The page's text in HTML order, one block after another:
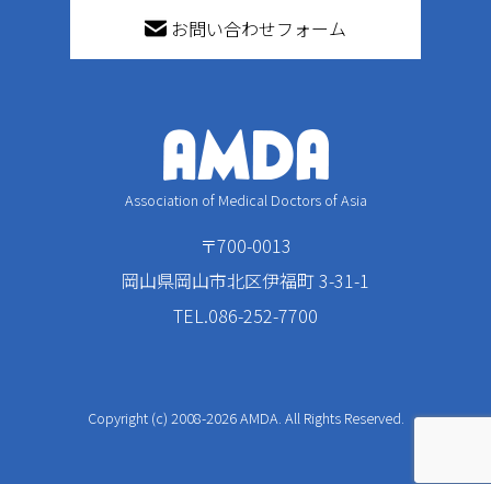
お問い合わせフォーム
Association of Medical Doctors of Asia
〒700-0013
岡山県岡山市北区伊福町 3-31-1
TEL.086-252-7700
Copyright (c) 2008-2026 AMDA. All Rights Reserved.